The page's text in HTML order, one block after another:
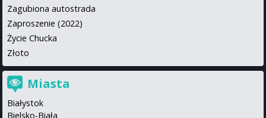
Zagubiona autostrada
Zaproszenie (2022)
Życie Chucka
Złoto
Miasta
Białystok
Bielsko-Biała